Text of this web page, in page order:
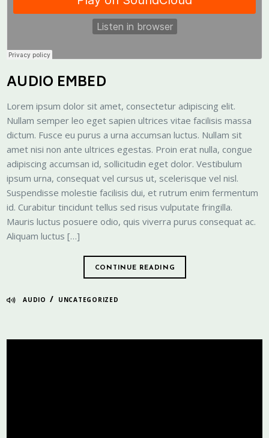
AUDIO EMBED
Lorem ipsum dolor sit amet, consectetur adipiscing elit.
Nullam semper leo eget sapien ultrices vitae facilisis massa
dictum. Fusce eu purus a urna accumsan luctus. Nullam sit
amet nisi non ante ultrices egestas. Proin erat nulla, congue
adipiscing accumsan id, sollicitudin eget dolor. Vestibulum
ipsum urna, consequat vel cursus ut, scelerisque vel nisl.
Suspendisse molestie facilisis dui, et rutrum enim fermentum
id. Curabitur tincidunt tellus sed risus vulputate fringilla.
Mauris luctus posuere odio, quis viverra purus consequat ac.
Aliquam luctus […]
CONTINUE READING
AUDIO / UNCATEGORIZED